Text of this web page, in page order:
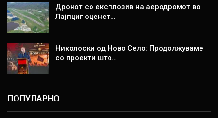
Дронот со експлозив на аеродромот во
Лајпциг оценет…
Николоски од Ново Село: Продолжуваме
со проекти што…
ПОПУЛАРНО